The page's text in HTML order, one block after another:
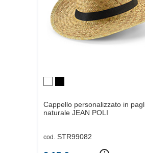
Cappello personalizzato in
naturale JEAN POLI
cod. STR99082